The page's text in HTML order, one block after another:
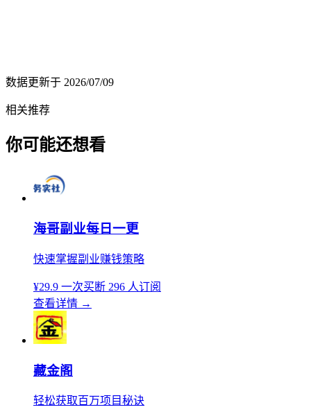
数据更新于 2026/07/09
相关推荐
你可能还想看
海哥副业每日一更
快速掌握副业赚钱策略
¥29.9 一次买断 296 人订阅
查看详情 →
藏金阁
轻松获取百万项目秘诀